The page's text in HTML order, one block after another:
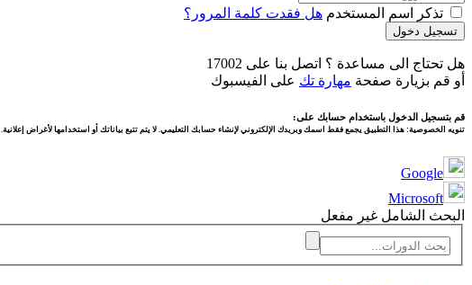
تذكر اسم المستخدم هل فقدت كلمة المرور؟
تسجيل دخول
هل تحتاج الى مساعدة ؟ اتصل بنا على 17002
أو قم بزيارة صفحة مهارة تك على الفيسبوك
قم بتسجيل الدخول باستخدام حسابك على:
تنويه الخصوصية: هذا التطبيق يجمع فقط اسمك وبريدك الإلكتروني لإنشاء حسابك التعليمي. لا يتم تتبع بياناتك أو استخدامها لأغراض إعلانية.
Google
Microsoft
البحث الشامل غير مفعل